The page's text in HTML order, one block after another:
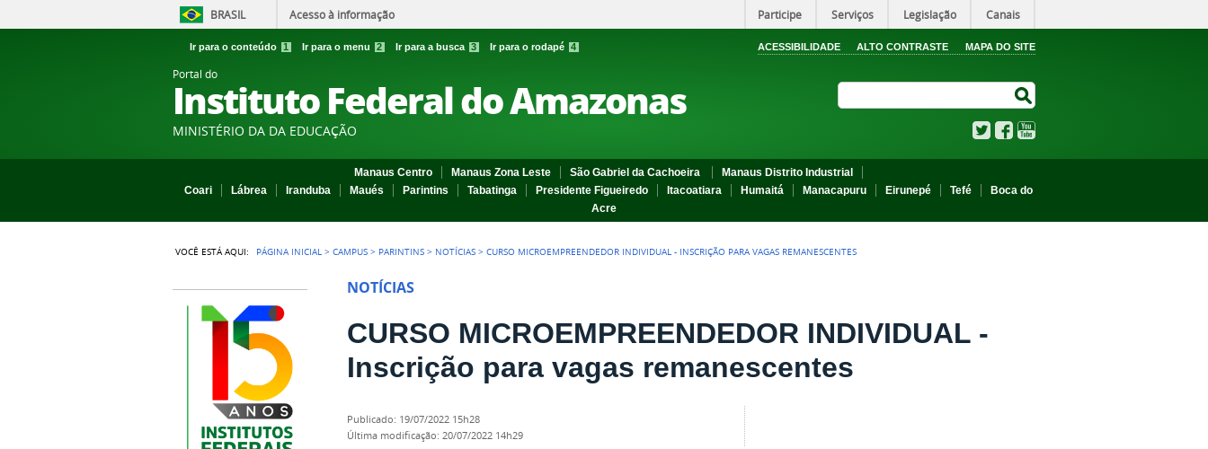
BRASIL Acesso à informação Participe Serviços Legislação Canais
Ir para o conteúdo 1 Ir para o menu 2 Ir para a busca 3 Ir para o rodapé 4 ACESSIBILIDADE ALTO CONTRASTE MAPA DO SITE
Portal do
Instituto Federal do Amazonas
MINISTÉRIO DA DA EDUCAÇÃO TwitterFacebook
Manaus Centro Manaus Zona Leste São Gabriel da Cachoeira
Manaus Distrito Industrial
Coari
Lábrea Iranduba Maués Parintins Tabatinga Presidente Figueiredo Itacoatiara Humaitá Manacapuru Eirunepé Tefé
Boca do
Acre
VOCÊ ESTÁ AQUI: PÁGINA INICIAL >CAMPUS > PARINTINS > NOTÍCIAS >CURSO MICROEMPREENDEDOR INDIVIDUAL - INSCRIÇÃO PARA VAGAS REMANESCENTES
NOTÍCIAS
CURSO MICROEMPREENDEDOR INDIVIDUAL -
Inscrição para vagas remanescentes
publicado: 19/07/2022 15h28
última modificação:20/07/2022 14h29